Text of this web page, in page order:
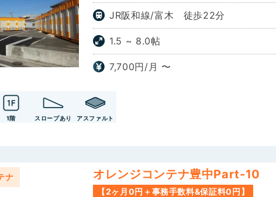
JR阪和線/富木 徒歩22分
1.5 ~ 8.0帖
7,700円/月 〜
1階 スロープあり アスファルト
ナ オレンジコンテナ豊中Part-10
【2ヶ月0円＋事務手数料&保証料0円】
東京
千葉
東海
愛知
静岡
滋賀
奈良
広島